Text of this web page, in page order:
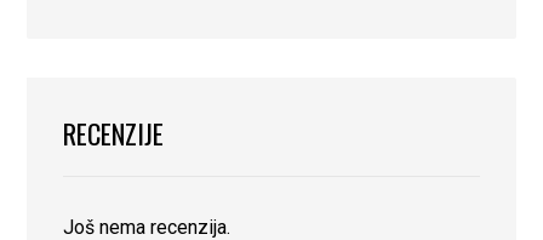
RECENZIJE
Još nema recenzija.